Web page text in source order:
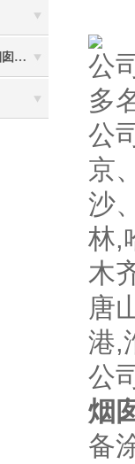
烟囱新建的质量将直接影响烟囱防腐工程的难度
公
多
公
京
沙
林,
木
唐
港,
公
烟
备